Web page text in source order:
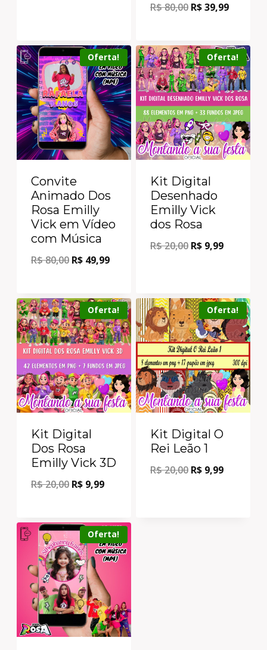
R$80,00 R$39,99
Oferta!
Convite
Animado Dos
Rosa Emilly
Vick em Vídeo
com Música
R$80,00 R$ 49,99
Oferta!
Kit Digital
Desenhado
Emilly Vick
dos Rosa
R$20,00 R$ 9,99
Oferta!
Kit Digital
Dos Rosa
Emilly Vick 3D
R$20,00 R$ 9,99
Oferta!
Kit Digital O
Rei Leão 1
R$20,00 R$ 9,99
Oferta!